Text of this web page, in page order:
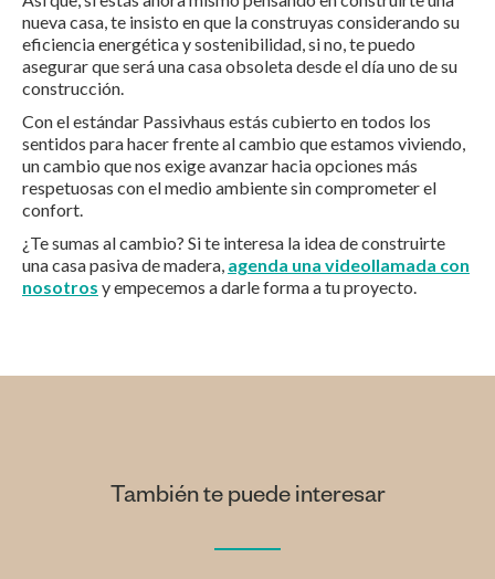
nueva casa, te insisto en que la construyas considerando su
eficiencia energética y sostenibilidad, si no, te puedo
asegurar que será una casa obsoleta desde el día uno de su
construcción.
Con el estándar Passivhaus estás cubierto en todos los
sentidos para hacer frente al cambio que estamos viviendo,
un cambio que nos exige avanzar hacia opciones más
respetuosas con el medio ambiente sin comprometer el
confort.
¿Te sumas al cambio? Si te interesa la idea de construirte
una casa pasiva de madera, agenda una videollamada con
nosotros y empecemos a darle forma a tu proyecto.
También te puede interesar